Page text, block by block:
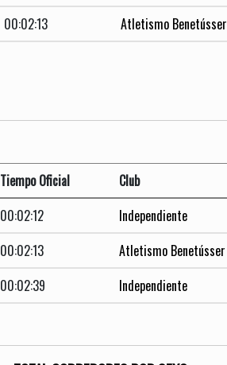
00:02:13 Atletismo Benetússer
Tiempo Oficial
Club
00:02:12
Independiente
00:02:13
Atletismo Benetússer
00:02:39 Independiente